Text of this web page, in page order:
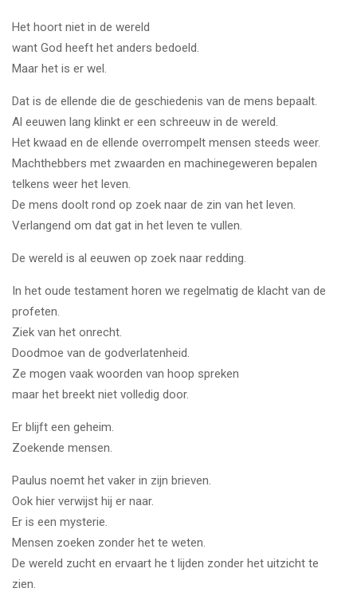
Het hoort niet in de wereld
want God heeft het anders bedoeld.
Maar het is er wel.
Dat is de ellende die de geschiedenis van de mens bepaalt.
Al eeuwen lang klinkt er een schreeuw in de wereld.
Het kwaad en de ellende overrompelt mensen steeds weer.
Machthebbers met zwaarden en machinegeweren bepalen
telkens weer het leven.
De mens doolt rond op zoek naar de zin van het leven.
Verlangend om dat gat in het leven te vullen.
De wereld is al eeuwen op zoek naar redding.
In het oude testament horen we regelmatig de klacht van de
profeten.
Ziek van het onrecht.
Doodmoe van de godverlatenheid.
Ze mogen vaak woorden van hoop spreken
maar het breekt niet volledig door.
Er blijft een geheim.
Zoekende mensen.
Paulus noemt het vaker in zijn brieven.
Ook hier verwijst hij er naar.
Er is een mysterie.
Mensen zoeken zonder het te weten.
De wereld zucht en ervaart he t lijden zonder het uitzicht te
zien.